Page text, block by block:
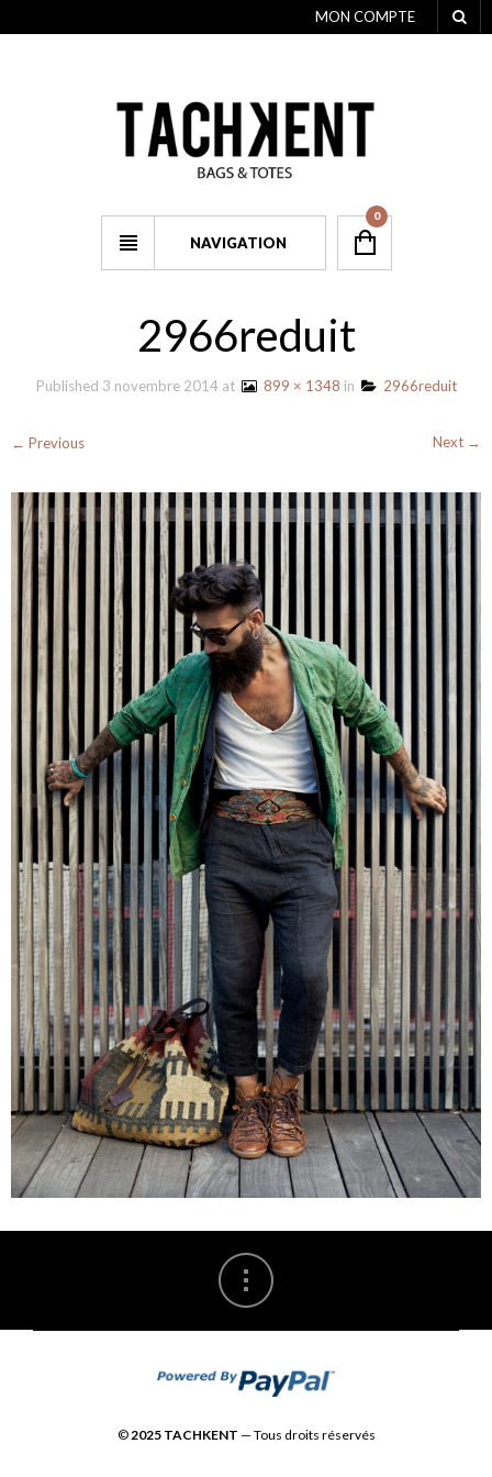
MON COMPTE
NAVIGATION
0
2966reduit
Published 3 novembre 2014at 899 × 1348 in 2966reduit
← Previous Next →
©2025 TACHKENT — Tous droits réservés